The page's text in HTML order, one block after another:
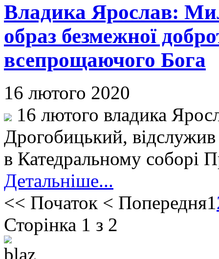
Владика Ярослав:
образ безмежної
всепрощаючого Бога
16 лютого 2020
16 лютого владика
Дрогобицький,
в Катедральному соборі
Детальніше...
<< Початок < Попередня1
Сторінка 1 з 2